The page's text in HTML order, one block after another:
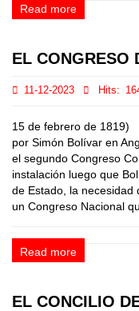
Read more
EL CONGRESO
11-12-2023 Hits:
15 de febrero de 1819)
por Simón Bolívar en
el segundo Congreso
instalación luego que
de Estado, la necesidad
un Congreso Nacional
Read more
EL CONCILIO